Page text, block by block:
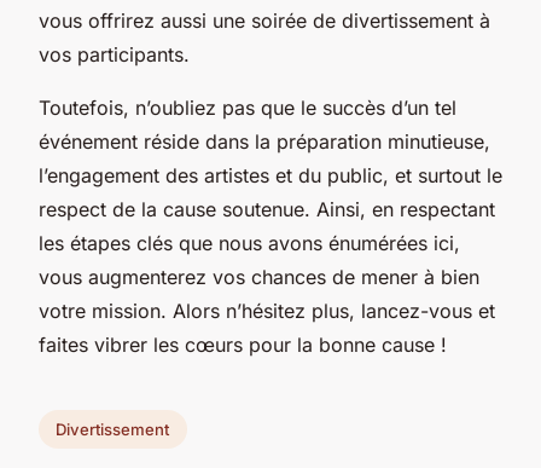
vous offrirez aussi une soirée de divertissement à
vos participants.
Toutefois, n’oubliez pas que le succès d’un tel
événement réside dans la préparation minutieuse,
l’engagement des artistes et du public, et surtout le
respect de la cause soutenue. Ainsi, en respectant
les étapes clés que nous avons énumérées ici,
vous augmenterez vos chances de mener à bien
votre mission. Alors n’hésitez plus, lancez-vous et
faites vibrer les cœurs pour la bonne cause !
Divertissement